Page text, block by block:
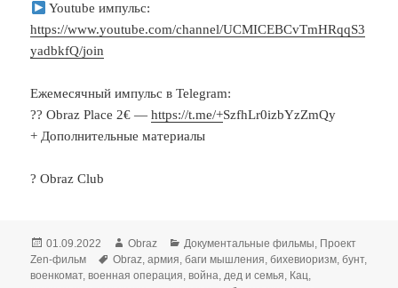
Youtube импульс:
https://www.youtube.com/channel/UCMICEBCvTmHRqqS3
yadbkfQ/join
Ежемесячный импульс в Telegram:
?‍? Obraz Place 2€ —https://t.me/+SzfhLr0izbYzZmQy
+ Дополнительные материалы
? Obraz Club
Опубликовано
01.09.2022 Автор
Obraz Рубрики
Документальные фильмы, Проект
Zen-фильм
Метки
Obraz,армия,баги мышления,бихевиоризм,бунт,
военкомат,военная операция,война,дед и семья, Кац,